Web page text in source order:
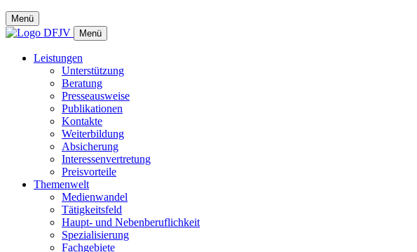
Menü
Menü
Leistungen
Unterstützung
Beratung
Presseausweise
Publikationen
Kontakte
Weiterbildung
Absicherung
Interessenvertretung
Preisvorteile
Themenwelt
Medienwandel
Tätigkeitsfeld
Haupt- und Nebenberuflichkeit
Spezialisierung
Fachgebiete